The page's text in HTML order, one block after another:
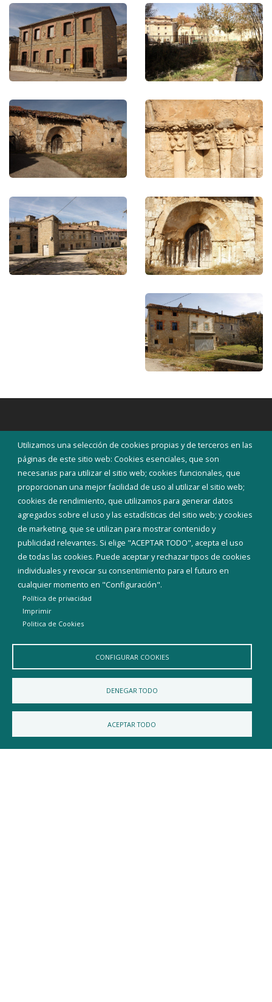
Utilizamos una selección de cookies propias y de terceros en las
páginas de este sitio web: Cookies esenciales, que son
necesarias para utilizar el sitio web; cookies funcionales, que
proporcionan una mejor facilidad de uso al utilizar el sitio web;
cookies de rendimiento, que utilizamos para generar datos
agregados sobre el uso y las estadísticas del sitio web; y cookies
de marketing, que se utilizan para mostrar contenido y
publicidad relevantes. Si elige "ACEPTAR TODO", acepta el uso
de todas las cookies. Puede aceptar y rechazar tipos de cookies
individuales y revocar su consentimiento para el futuro en
cualquier momento en "Configuración".
Política de privacidad
Imprimir
Politica de Cookies
CONFIGURAR COOKIES
DENEGAR TODO
ACEPTAR TODO
Ayuntamiento de Carrias
DIRECCIÓN
Calle Mayor - 09248
TELÉFONO
Diputación de Burgos